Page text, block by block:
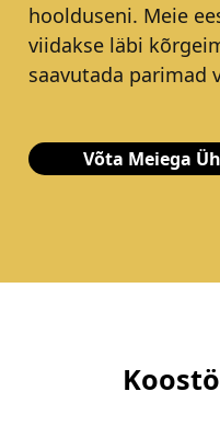
hoolduseni. Meie
viidakse läbi
saavutada parimad
Võta Meiega